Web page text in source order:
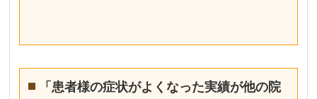
「患者様の症状がよくなった実績が他の院